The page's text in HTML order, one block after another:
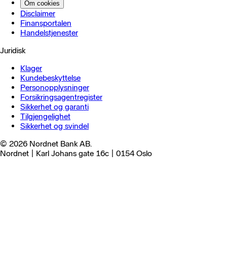
Om cookies
Disclaimer
Finansportalen
Handels­tjenester
Juridisk
Klager
Kundebeskyttelse
Personopplysninger
Forsikringsagentregister
Sikkerhet og garanti
Tilgjengelighet
Sikkerhet og svindel
© 2026 Nordnet Bank AB.
Nordnet | Karl Johans gate 16c | 0154 Oslo